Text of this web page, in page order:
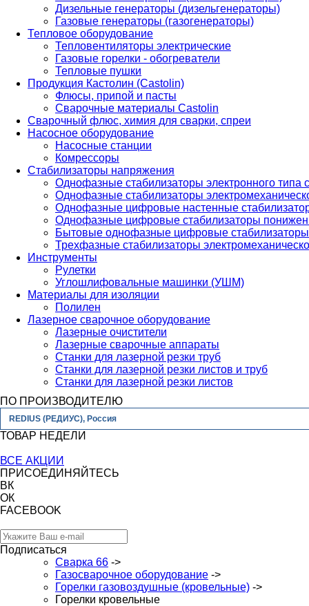
Дизельные генераторы (дизельгенераторы)
Газовые генераторы (газогенераторы)
Тепловое оборудование
Тепловентиляторы электрические
Газовые горелки - обогреватели
Тепловые пушки
Продукция Кастолин (Castolin)
Флюсы, припой и пасты
Сварочные материалы Castolin
Сварочный флюс, химия для сварки, спреи
Насосное оборудование
Насосные станции
Комрессоры
Стабилизаторы напряжения
Однофазные стабилизаторы электронного
Однофазные стабилизаторы
Однофазные цифровые настенные
Однофазные цифровые стабилизаторы
Бытовые однофазные цифровые стабилизаторы
Трехфазные стабилизаторы
Инструменты
Рулетки
Углошлифовальные машинки (УШМ)
Материалы для изоляции
Полилен
Лазерное сварочное оборудование
Лазерные очистители
Лазерные сварочные аппараты
Станки для лазерной резки труб
Станки для лазерной резки листов и труб
Станки для лазерной резки листов
ПО ПРОИЗВОДИТЕЛЮ
REDIUS (РЕДИУС), Россия
ТОВАР НЕДЕЛИ
ВСЕ АКЦИИ
ПРИСОЕДИНЯЙТЕСЬ
ВК
ОК
FACEBOOK
Подписаться
Сварка 66 ->
Газосварочное оборудование ->
Горелки газовоздушные (кровельные) ->
Горелки кровельные